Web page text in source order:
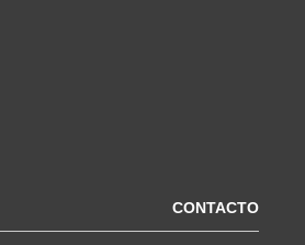
CONTACTO